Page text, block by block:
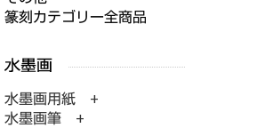
篆刻カテゴリー全商品
水墨画用紙 +
水墨画筆 +